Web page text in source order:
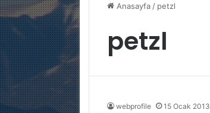
Anasayfa / petzl
petzl
webprofile 15 Ocak 2013